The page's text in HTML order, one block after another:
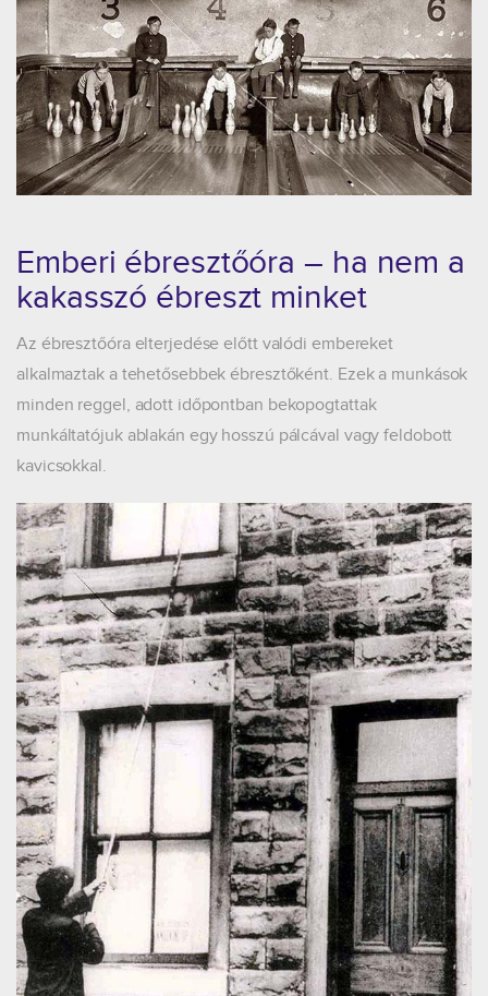
Emberi ébresztőóra – ha nem a
kakasszó ébreszt minket
Az ébresztőóra elterjedése előtt valódi embereket
alkalmaztak a tehetősebbek ébresztőként. Ezek a munkások
minden reggel, adott időpontban bekopogtattak
munkáltatójuk ablakán egy hosszú pálcával vagy feldobott
kavicsokkal.